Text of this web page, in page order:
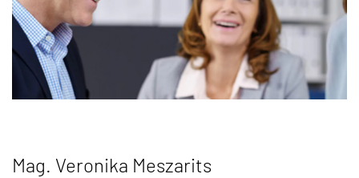
Mag. Veronika Meszarits